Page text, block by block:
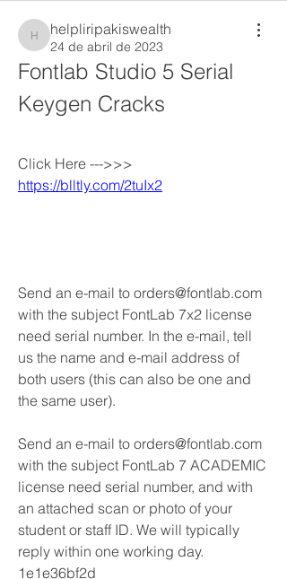
helpliripakiswealth
helpliripakiswealth
24 de abril de 2023
Fontlab Studio 5 Serial
Keygen Cracks
https://blltly.com/2tuIx2
Send an e-mail to orders@fontlab.com
with the subject FontLab 7x2 license
need serial number. In the e-mail, tell
us the name and e-mail address of
both users (this can also be one and
the same user).
Send an e-mail to orders@fontlab.com
with the subject FontLab 7 ACADEMIC
license need serial number, and with
an attached scan or photo of your
student or staff ID. We will typically
reply within one working day.
1e1e36bf2d